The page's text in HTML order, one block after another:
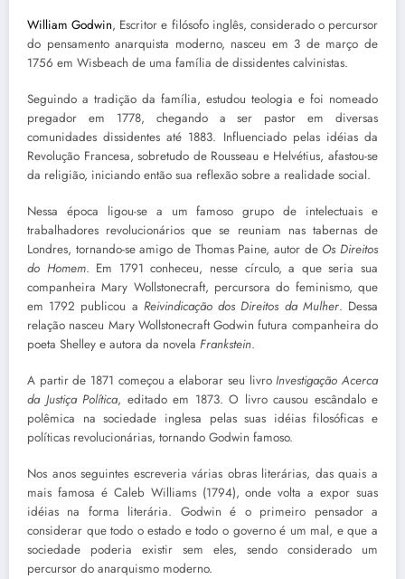
William Godwin, Escritor e filósofo inglês, considerado o percursor
do pensamento anarquista moderno, nasceu em 3 de março de
1756 em Wisbeach de uma família de dissidentes calvinistas.
Seguindo a tradição da família, estudou teologia e foi nomeado
pregador em 1778, chegando a ser pastor em diversas
comunidades dissidentes até 1883. Influenciado pelas idéias da
Revolução Francesa, sobretudo de Rousseau e Helvétius, afastou-se
da religião, iniciando então sua reflexão sobre a realidade social.
Nessa época ligou-se a um famoso grupo de intelectuais e
trabalhadores revolucionários que se reuniam nas tabernas de
Londres, tornando-se amigo de Thomas Paine, autor de Os Direitos
do Homem. Em 1791 conheceu, nesse círculo, a que seria sua
companheira Mary Wollstonecraft, percursora do feminismo, que
em 1792 publicou a Reivindicação dos Direitos da Mulher. Dessa
relação nasceu Mary Wollstonecraft Godwin futura companheira do
poeta Shelley e autora da novela Frankstein.
A partir de 1871 começou a elaborar seu livroInvestigação Acerca
da Justiça Política, editado em 1873. O livro causou escândalo e
polêmica na sociedade inglesa pelas suas idéias filosóficas e
políticas revolucionárias, tornando Godwin famoso.
Nos anos seguintes escreveria várias obras literárias, das quais a
mais famosa é Caleb Williams (1794), onde volta a expor suas
idéias na forma literária. Godwin é o primeiro pensador a
considerar que todo o estado e todo o governo é um mal, e que a
sociedade poderia existir sem eles, sendo considerado um
percursor do anarquismo moderno.